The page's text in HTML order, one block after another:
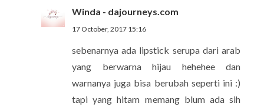
Winda - dajourneys.com
17 October, 2017 15:16
sebenarnya ada lipstick serupa dari arab
yang berwarna hijau hehehee dan
warnanya juga bisa berubah seperti ini :)
tapi yang hitam memang blum ada sih